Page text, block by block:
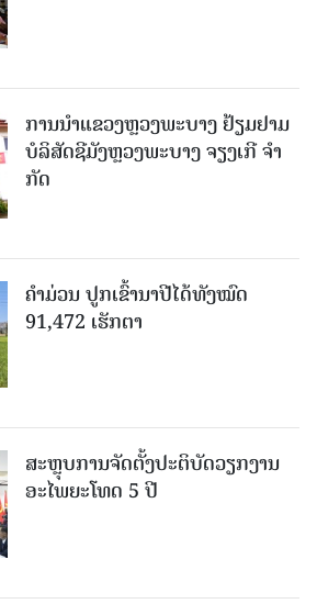
ການນຳແຂວງຫຼວງພະບາງ ຢ້ຽມ​ຢາມ
ບໍ​ລິ​ສັດຊີມັງຫຼວງພະບາງ ຈຽງເກີ ຈໍາ
ກັດ
ຄໍາມ່ວນ ປູກເຂົ້ານາປີໄດ້ທັງໝົດ
91,472 ເຮັກຕາ
ສະຫຼຸບການຈັດຕັ້ງປະຕິບັດວຽກງານ
ອະໄພຍະໂທດ 5 ປີ